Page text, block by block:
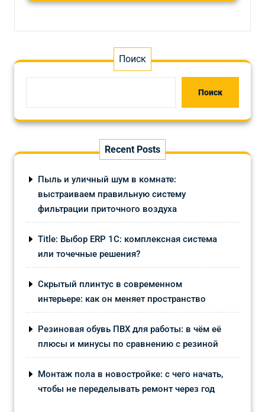
Поиск
Поиск
Recent Posts
Пыль и уличный шум в комнате:
выстраиваем правильную систему
фильтрации приточного воздуха
Title: Выбор ERP 1С: комплексная система
или точечные решения?
Скрытый плинтус в современном
интерьере: как он меняет пространство
Резиновая обувь ПВХ для работы: в чём её
плюсы и минусы по сравнению с резиной
Монтаж пола в новостройке: с чего начать,
чтобы не переделывать ремонт через год